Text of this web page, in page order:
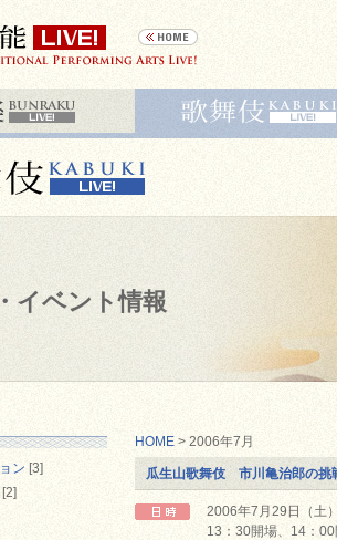
イベント情報
HOME > 2006年7月
瓜生山歌舞伎 市川亀治郎の挑
2006年7月29日（土
13：30開場、14：
ン [3]
[2]